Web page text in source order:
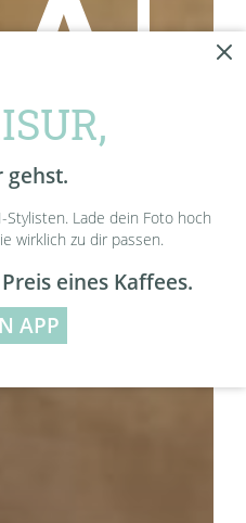
gehst.
Lade dein Foto hoch
wirklich zu dir passen.
eines Kaffees.
APP